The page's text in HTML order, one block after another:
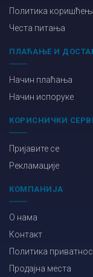
Политика
Честа питања
ПЛАЋАЊЕ И
Начин плаћања
Начин испоруке
КОРИСНИЧКИ
Пријавите се
Рекламације
КОМПАНИЈА
О нама
Контакт
Политика
Продајна места